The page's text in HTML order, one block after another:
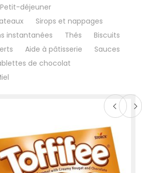
Petit-déjeuner
Sirops et nappages
instantanées Thés
Biscuits
Aide à pâtisserie
Sauces
de chocolat